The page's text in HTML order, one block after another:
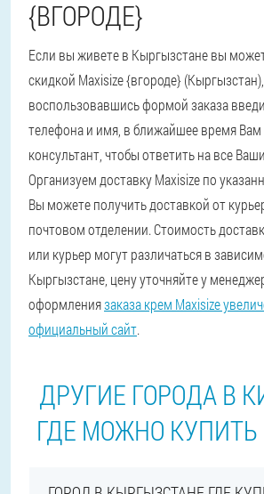
{ВГОРОДЕ}
Если вы живете в Кыргызстане вы
скидкой Maxisize {вгороде} (Кыргызстан),
воспользовавшись формой заказа
телефона и имя, в ближайшее время Вам
консультант, чтобы ответить на все
Организуем доставку Maxisize по
Вы можете получить доставкой от
почтовом отделении. Стоимость
или курьер могут различаться в
Кыргызстане, цену уточняйте у
оформлениязаказа крем Maxisize
официальный сайт.
ДРУГИЕ ГОРОДА В
ГДЕ МОЖНО КУПИТЬ